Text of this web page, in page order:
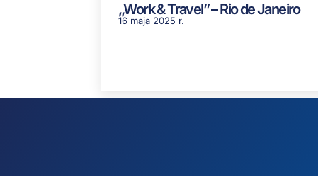
„Work & Travel” – Rio de Janeiro
16 maja 2025 r.